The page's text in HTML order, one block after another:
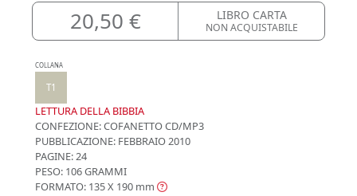
20,50 € LIBRO CARTA
NON ACQUISTABILE
COLLANA
T1
LETTURA DELLA BIBBIA
CONFEZIONE:COFANETTO CD/MP3
PUBBLICAZIONE: FEBBRAIO 2010
PAGINE: 24
PESO: 106 GRAMMI
FORMATO: 135 X 190 mm